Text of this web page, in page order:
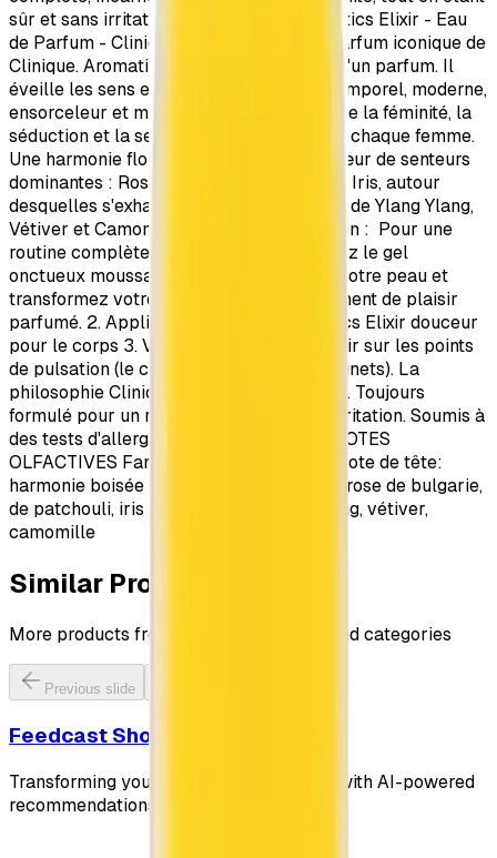
sûr et sans irritation pour la peau. Aromatics Elixir - Eau
de Parfum - Clinique - 100 ml L'Eau de Parfum iconique de
Clinique. Aromatics Elixir est bien plus qu'un parfum. Il
éveille les sens et l'esprit. Envoûtant, intemporel, moderne,
ensorceleur et magicien. Ce parfum révèle la féminité, la
séduction et la sensualité présentes dans chaque femme.
Une harmonie florale chyprée, avec un cœur de senteurs
dominantes : Rose de Bulgarie, Patchouli, Iris, autour
desquelles s'exhaltent des notes vivantes de Ylang Ylang,
Vétiver et Camomille. Conseils d'utilisation : Pour une
routine complète et féminine : 1. Appliquez le gel
onctueux moussant Aromatics Elixir sur votre peau et
transformez votre douche en un réel moment de plaisir
parfumé. 2. Appliquez le Baume Aromatics Elixir douceur
pour le corps 3. Vaporisez Aromatics Elixir sur les points
de pulsation (le cou, la poitrine et les poignets). La
philosophie Clinique Simple. Sûr. Efficace. Toujours
formulé pour un résultat maximal, sans irritation. Soumis à
des tests d'allergie. 100% sans parfum. NOTES
OLFACTIVES Famille olfactive: Chypré Note de tête:
harmonie boisée chyprée Note de coeur: rose de bulgarie,
de patchouli, iris Note de fond: ylang ylang, vétiver,
camomille
Similar Products
More products from CLINIQUE and related categories
Previous slide
Feedcast Shopping
Transforming your shopping experience with AI-powered
recommendations